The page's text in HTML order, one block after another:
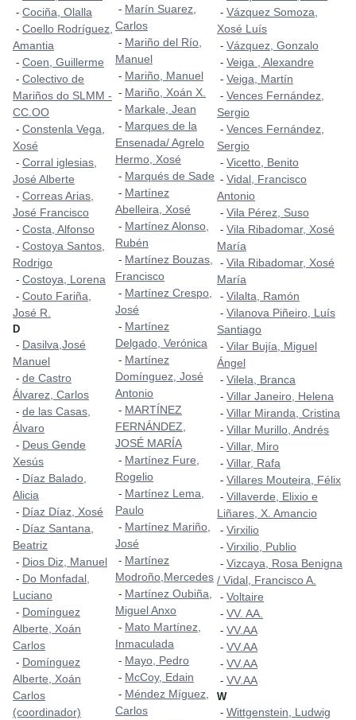
- Cociña, Olalla
- Coello Rodríguez,
Amantia
- Coen, Guillerme
- Colectivo de
Mariños do SLMM -
CC.OO
- Constenla Vega,
Xosé
- Corral iglesias,
José Alberte
- Correas Arias,
José Francisco
- Costa, Alfonso
- Costoya Santos,
Rodrigo
- Costoya, Lorena
- Couto Fariña,
José R.
D
- Dasilva,José
Manuel
- de Castro
Álvarez, Carlos
- de las Casas,
Álvaro
- Deus Gende
Xesús
- Díaz Balado,
Alicia
- Díaz Díaz, Xosé
- Díaz Santana,
Beatriz
- Dios Diz, Manuel
- Do Monfadal,
Luciano
- Domínguez
Alberte, Xoán
Carlos
- Domínguez
Alberte, Xoán
Carlos
(coordinador)
- Marín Suarez,
Carlos
- Mariño del Río,
Manuel
- Mariño, Manuel
- Mariño, Xoán X.
- Markale, Jean
- Marques de la
Ensenada/ Agrelo
Hermo, Xosé
- Marqués de Sade
- Martínez
Abelleira, Xosé
- Martínez Alonso,
Rubén
- Martínez Bouzas,
Francisco
- Martínez Crespo,
José
- Martínez
Delgado, Verónica
- Martínez
Domínguez, José
Antonio
- MARTÍNEZ
FERNÁNDEZ,
JOSÉ MARÍA
- Martínez Fure,
Rogelio
- Martínez Lema,
Paulo
- Martínez Mariño,
José
- Martínez
Modroño,Mercedes
- Martínez Oubiña,
Miguel Anxo
- Mato Martínez,
Inmaculada
- Mayo, Pedro
- McCoy, Edain
- Méndez Míguez,
Carlos
- Vázquez Somoza,
Xosé Luís
- Vázquez, Gonzalo
- Veiga , Alexandre
- Veiga, Martín
- Vences Fernández,
Sergio
- Vences Fernández,
Sergio
- Vicetto, Benito
- Vidal, Francisco
Antonio
- Vila Pérez, Suso
- Vila Ribadomar, Xosé
María
- Vila Ribadomar, Xosé
María
- Vilalta, Ramón
- Vilanova Piñeiro, Luís
Santiago
- Vilar Bujía, Miguel
Ángel
- Vilela, Branca
- Villar Janeiro, Helena
- Villar Miranda, Cristina
- Villar Murillo, Andrés
- Villar, Miro
- Villar, Rafa
- Villares Mouteira, Félix
- Villaverde, Elixio e
Liñares, X. Amancio
- Virxilio
- Virxilio, Publio
- Vizcaya, Rosa Benigna
/ Vidal, Francisco A.
- Voltaire
- VV. AA.
- VV.AA
- VV.AA
- VV.AA
- VV.AA
W
- Wittgenstein, Ludwig